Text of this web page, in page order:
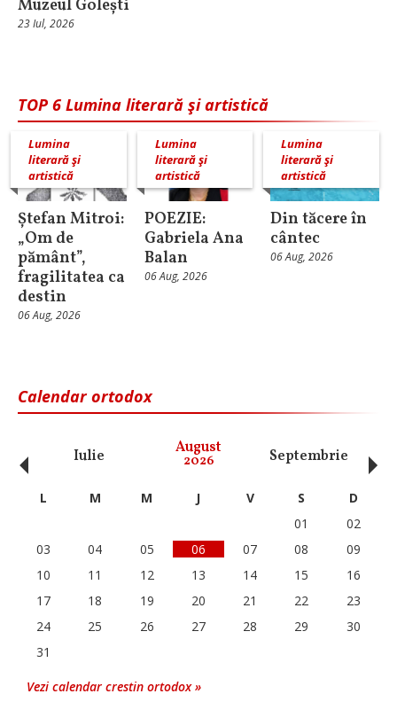
Muzeul Golești
23 Iul, 2026
TOP 6 Lumina literară şi artistică
Lumina
literară şi
artistică
Ștefan Mitroi:
„Om de
pământ”,
fragilitatea ca
destin
06 Aug, 2026
Lumina
literară şi
artistică
POEZIE:
Gabriela Ana
Balan
06 Aug, 2026
Lumina
literară şi
artistică
Din tăcere în
cântec
06 Aug, 2026
Calendar ortodox
Iulie August
2026 Septembrie
‹ L M M J V S
D
01
02
03
04 05 06 07 08
09
10
11 12 13 14 15
16
17
18 19 20 21 22
23
24
25 26 27 28 29
30
31
Vezi calendar crestin ortodox »